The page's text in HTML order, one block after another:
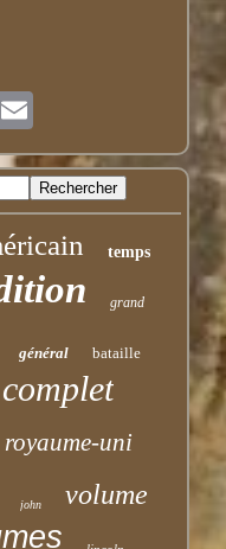
temps
grand
général bataille
complet
royaume-uni
john volume